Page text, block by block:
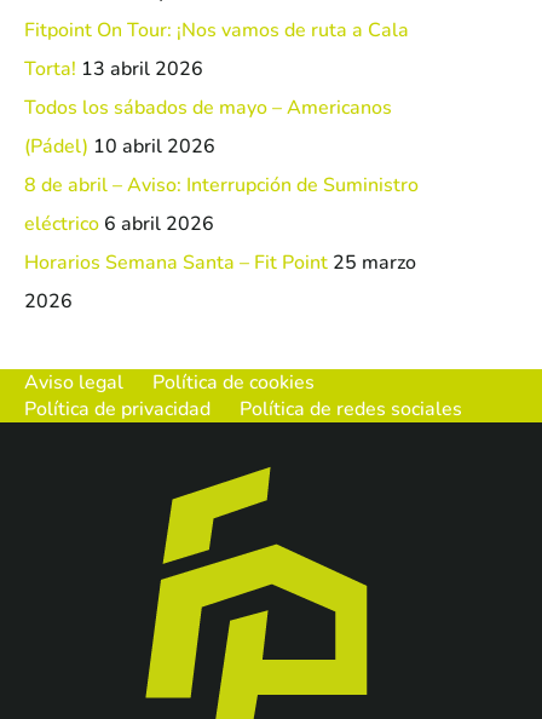
Fitpoint On Tour: ¡Nos vamos de ruta a Cala
Torta! 13 abril 2026
Todos los sábados de mayo – Americanos
(Pádel) 10 abril 2026
8 de abril – Aviso: Interrupción de Suministro
eléctrico 6 abril 2026
Horarios Semana Santa – Fit Point 25 marzo
2026
Aviso legal
Política de cookies
Política de privacidad
Política de redes sociales